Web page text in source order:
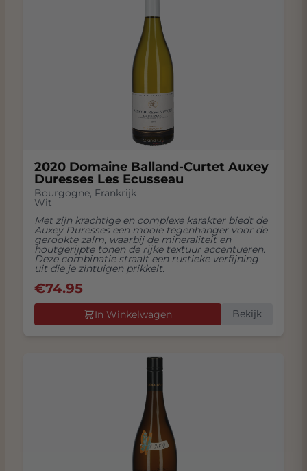
2020 Domaine Balland-Curtet Auxey
Duresses Les Ecusseau
Bourgogne, Frankrijk
Wit
Met zijn krachtige en complexe karakter biedt de
Auxey Duresses een mooie tegenhanger voor de
gerookte zalm, waarbij de mineraliteit en
houtgerijpte tonen de rijke textuur accentueren.
Deze combinatie straalt een rustieke verfijning
uit die je zintuigen prikkelt.
€74.95
In Winkelwagen Bekijk